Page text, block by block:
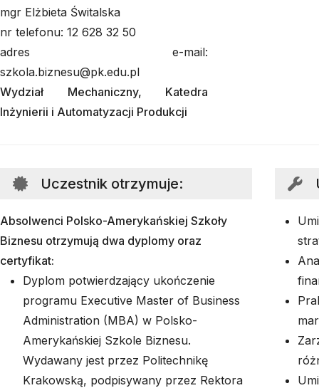
mgr Elżbieta Świtalska
nr telefonu: 12 628 32 50
adres e-mail:
szkola.biznesu@pk.edu.pl
Wydział Mechaniczny, Katedra
Inżynierii i Automatyzacji Produkcji
Uczestnik otrzymuje:
Absolwenci Polsko-Amerykańskiej Szkoły
Biznesu otrzymują dwa dyplomy oraz
certyfikat:
Dyplom potwierdzający ukończenie
programu Executive Master of Business
Administration (MBA) w Polsko-
Amerykańskiej Szkole Biznesu.
Wydawany jest przez Politechnikę
Krakowską, podpisywany przez Rektora